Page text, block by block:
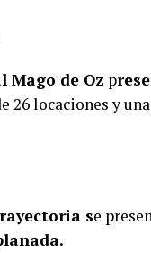
Mago de Oz p
26 locaciones y
se